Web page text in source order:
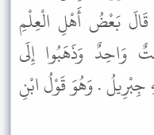
قَالَ بَعْضُ أَهْلِ الْعِلْمِ
وَاحِدٌ وَذَهَبُوا إِلَى
. وَهُوَ قَوْلُ ابْنِ